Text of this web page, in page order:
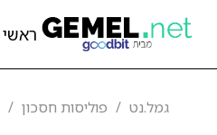
ראשי
גמל.נט פוליסות חסכון